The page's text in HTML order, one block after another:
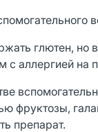
глютен, но
с аллергией на
фруктозы,
препарат.